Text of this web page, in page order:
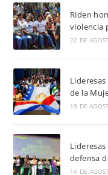
Riden
violencia
22 DE
de la
19 DE
defensa
14 DE